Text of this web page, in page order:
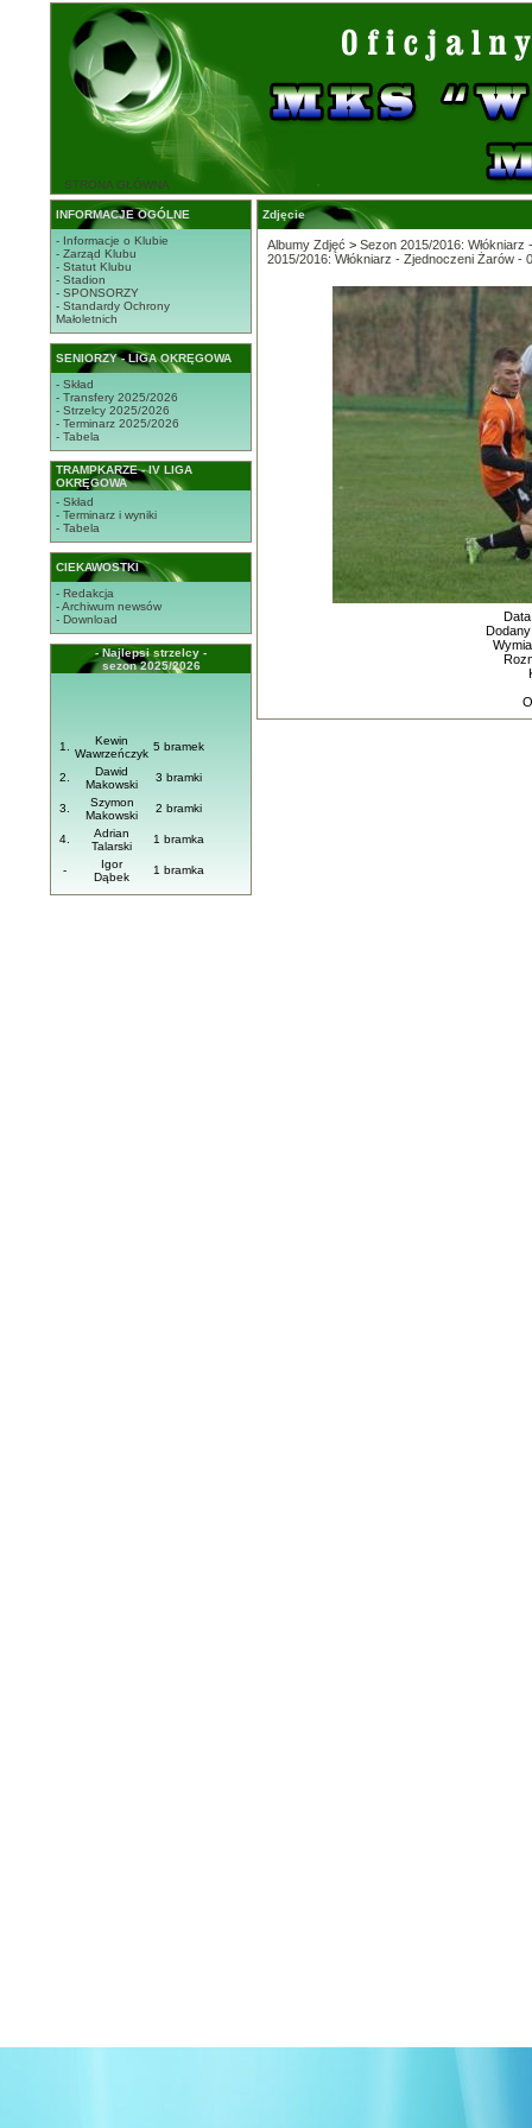
STRONA GŁÓWNA
INFORMACJE OGÓLNE
- Informacje o Klubie
- Zarząd Klubu
- Statut Klubu
- Stadion
- SPONSORZY
- Standardy Ochrony
Małoletnich
SENIORZY - LIGA OKRĘGOWA
- Skład
- Transfery 2025/2026
- Strzelcy 2025/2026
- Terminarz 2025/2026
- Tabela
TRAMPKARZE - IV LIGA
OKRĘGOWA
- Skład
- Terminarz i wyniki
- Tabela
CIEKAWOSTKI
- Redakcja
- Archiwum newsów
- Download
- Najlepsi strzelcy -
sezon 2025/2026
1.
Kewin
Wawrzeńczyk
5 bramek
2.
Dawid
Makowski
3 bramki
3.
Szymon
Makowski
2 bramki
4.
Adrian
Talarski
1 bramka
-
Igor
Dąbek
1 bramka
Zdjęcie
Albumy Zdjęć > Sezon 2015/2016:
2015/2016: Włókniarz - Zjednoczeni Żarów -